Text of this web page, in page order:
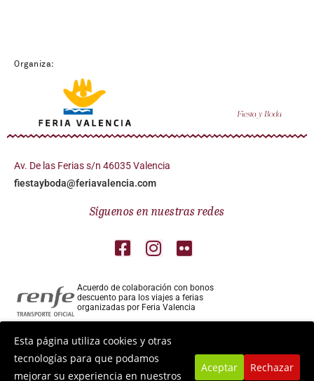
Organiza:
Av. De las Ferias s/n 46035 Valencia
fiestayboda@feriavalencia.com
Síguenos en nuestras redes
Acuerdo de colaboración con bonos
descuento para los viajes a ferias
organizadas por Feria Valencia
Colaborador aéreo para los viajes a ferias
organizadas por Feria Valencia
Esta página utiliza cookies y otras
tecnologías para que podamos
mejorar su experiencia en nuestros
Aceptar Rechazar